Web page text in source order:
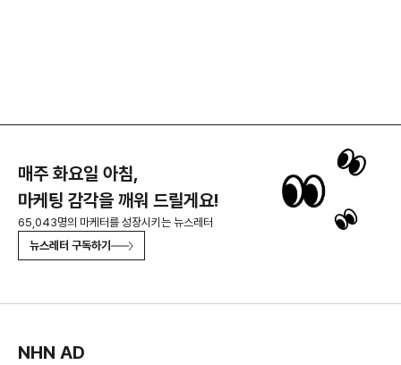
매주 화요일 아침,
마케팅 감각을 깨워 드릴게요!
65,043명의 마케터를 성장시키는 뉴스레터
뉴스레터 구독하기
NHN AD